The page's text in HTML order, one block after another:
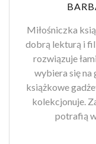
Miłośniczka
dobrą lekturą i
rozwiązuje
wybiera się
książkowe
kolekcjonuje.
potrafią